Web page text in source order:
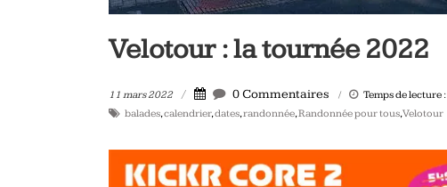
Velotour : la tournée 2022
11 mars 2022 0 Commentaires Temps de lecture :
balades,calendrier,dates,randonnée,Randonnée pour tous,Velotour